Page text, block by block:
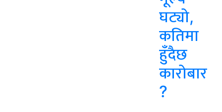
घट्यो,
कतिमा
हुँदैछ
कारोबार
?